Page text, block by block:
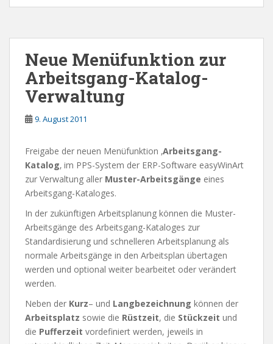
Neue Menüfunktion zur
Arbeitsgang-Katalog-
Verwaltung
9. August 2011
Freigabe der neuen Menüfunktion ‚Arbeitsgang-
Katalog‚ im PPS-System der ERP-Software easyWinArt
zur Verwaltung aller Muster-Arbeitsgänge eines
Arbeitsgang-Kataloges.
In der zukünftigen Arbeitsplanung können die Muster-
Arbeitsgänge des Arbeitsgang-Kataloges zur
Standardisierung und schnelleren Arbeitsplanung als
normale Arbeitsgänge in den Arbeitsplan übertagen
werden und optional weiter bearbeitet oder verändert
werden.
Neben der Kurz– und Langbezeichnung können der
Arbeitsplatz sowie die Rüstzeit, die Stückzeit und
die Pufferzeit vordefiniert werden, jeweils in